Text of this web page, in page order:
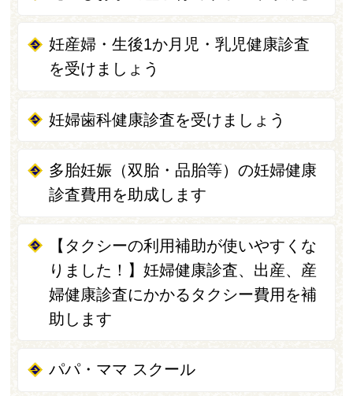
妊産婦・生後1か月児・乳児健康診査
を受けましょう
妊婦歯科健康診査を受けましょう
多胎妊娠（双胎・品胎等）の妊婦健康
診査費用を助成します
【タクシーの利用補助が使いやすくな
りました！】妊婦健康診査、出産、産
婦健康診査にかかるタクシー費用を補
助します
パパ・ママ スクール